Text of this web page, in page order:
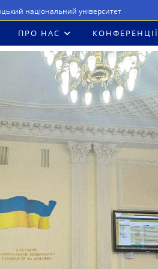
національний університет
ПРО НАС КОНФЕРЕНЦІЇ